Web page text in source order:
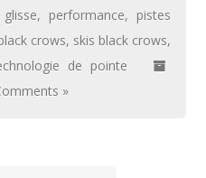
, performance, pistes
crows, skis black crows,
de pointe
»